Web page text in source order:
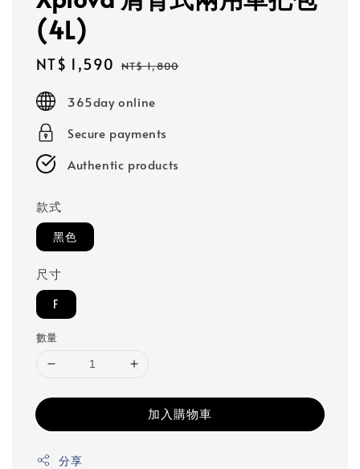
(4L)
Sale
NT$ 1,590 Regular
NT$ 1,800
365day online
Secure payments
Authentic products
款式
黑色
尺寸
F
數量
加入購物車
分享